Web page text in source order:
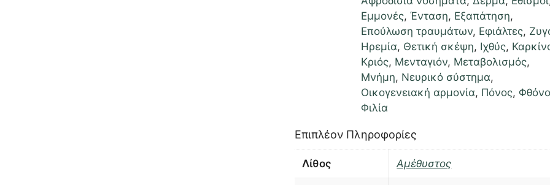
Εμμονές,Ένταση, Εξαπάτηση,
Επούλωση τραυμάτων, Εφιάλτες,
Ηρεμία, Θετική σκέψη, Ιχθύς,
Κριός, Μενταγιόν, Μεταβολισμός,
Μνήμη, Νευρικό σύστημα,
Οικογενειακή αρμονία, Πόνος,
Φιλία
Επιπλέον Πληροφορίες
Λίθος Αμέθυστος